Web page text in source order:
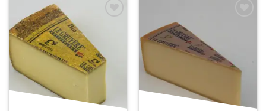
Wishlist